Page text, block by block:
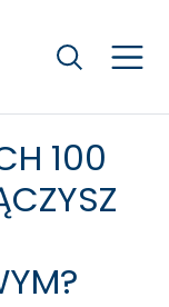
Szukaj
100